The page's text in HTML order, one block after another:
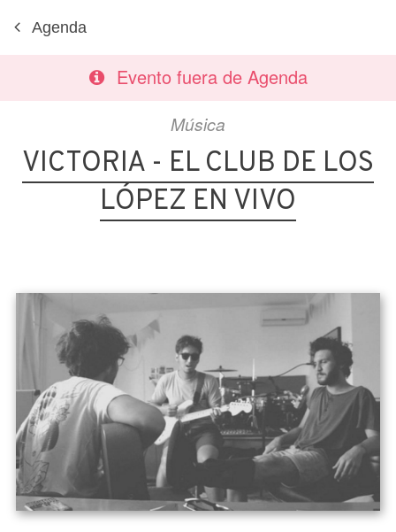
Agenda
Evento fuera de Agenda
Música
VICTORIA - EL CLUB DE LOS
LÓPEZ EN VIVO